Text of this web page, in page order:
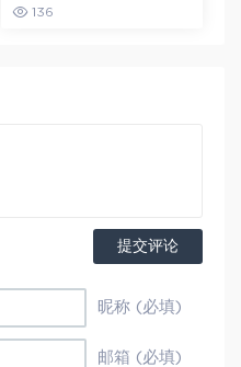
班
136
提交评论
昵称 (必填)
邮箱 (必填)